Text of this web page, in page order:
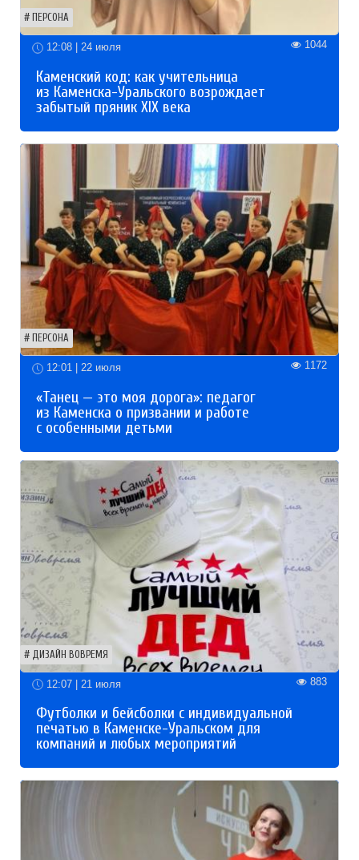
ПЕРСОНА
12:08 | 24 июля 1044
Каменский код: как учительница
из Каменска-Уральского возрождает
забытый пряник XIX века
ПЕРСОНА
12:01 | 22 июля 1172
«Танец — это моя дорога»: педагог
из Каменска о призвании и работе
с особенными детьми
ДИЗАЙН ВОВРЕМЯ
12:07 | 21 июля 883
Футболки и бейсболки с индивидуальной
печатью в Каменске-Уральском для
компаний и любых мероприятий